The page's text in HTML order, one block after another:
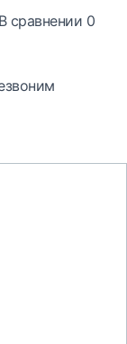
В сравнении 0